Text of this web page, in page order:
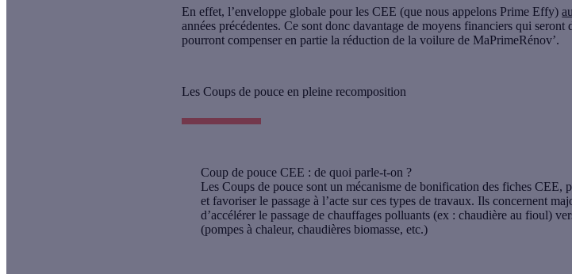
En effet, l’enveloppe globale pour les CEE (que nous appelons Prime Effy)
années précédentes. Ce sont donc davantage de moyens financiers qui
pourront compenser en partie la réduction de la voilure de MaPrimeRénov’.
Les Coups de pouce en pleine recomposition
Coup de pouce CEE : de quoi parle-t-on ?
Les Coups de pouce sont un mécanisme de bonification des fiches CEE,
et favoriser le passage à l’acte sur ces types de travaux. Ils concernent
d’accélérer le passage de chauffages polluants (ex : chaudière au fioul)
(pompes à chaleur, chaudières biomasse, etc.)